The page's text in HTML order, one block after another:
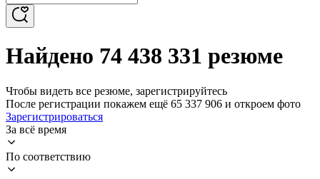
Найдено 74 438 331 резюме
Чтобы видеть все резюме, зарегистрируйтесь
После регистрации покажем ещё 65 337 906 и откроем фото
Зарегистрироваться
За всё время
По соответствию